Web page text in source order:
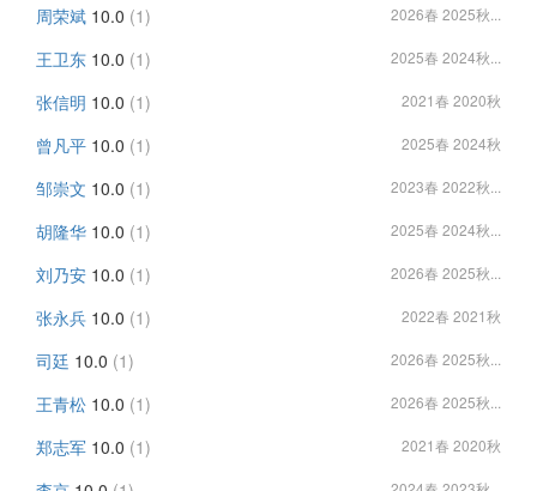
周荣斌 10.0 (1) 2026春 2025秋...
王卫东 10.0 (1) 2025春 2024秋...
张信明 10.0 (1) 2021春 2020秋
曾凡平 10.0 (1) 2025春 2024秋
邹崇文 10.0 (1) 2023春 2022秋...
胡隆华 10.0 (1) 2025春 2024秋...
刘乃安 10.0 (1) 2026春 2025秋...
张永兵 10.0 (1) 2022春 2021秋
司廷 10.0 (1) 2026春 2025秋...
王青松 10.0 (1) 2026春 2025秋...
郑志军 10.0 (1) 2021春 2020秋